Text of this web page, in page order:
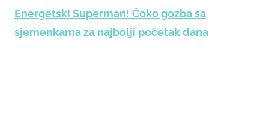
Energetski Superman! Čoko gozba sa
sjemenkama za najbolji početak dana